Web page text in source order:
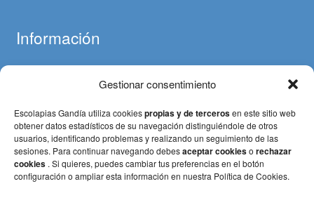
Gestionar consentimiento
Escolapias Gandía utiliza cookiespropias y de tercerosen este sitio web
obtener datos estadísticos de su navegación distinguiéndole de otros
usuarios, identificando problemas y realizando un seguimiento de las
sesiones. Para continuar navegando debesaceptar cookieso rechazar
cookies . Si quieres, puedes cambiar tus preferencias en el botón
configuración o ampliar esta información en nuestra Política de Cookies.
Información
Política de cookies
Política de privacidad
Términos y condiciones (Pagos y devoluciones)